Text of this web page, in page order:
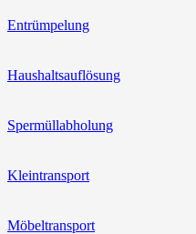
Entrümpelung
Haushaltsauflösung
Spermüllabholung
Kleintransport
Möbeltransport